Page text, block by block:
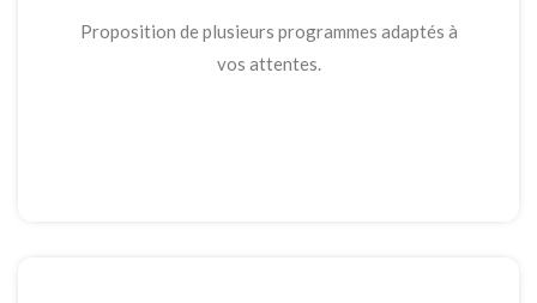
Proposition de plusieurs programmes adaptés à
vos attentes.